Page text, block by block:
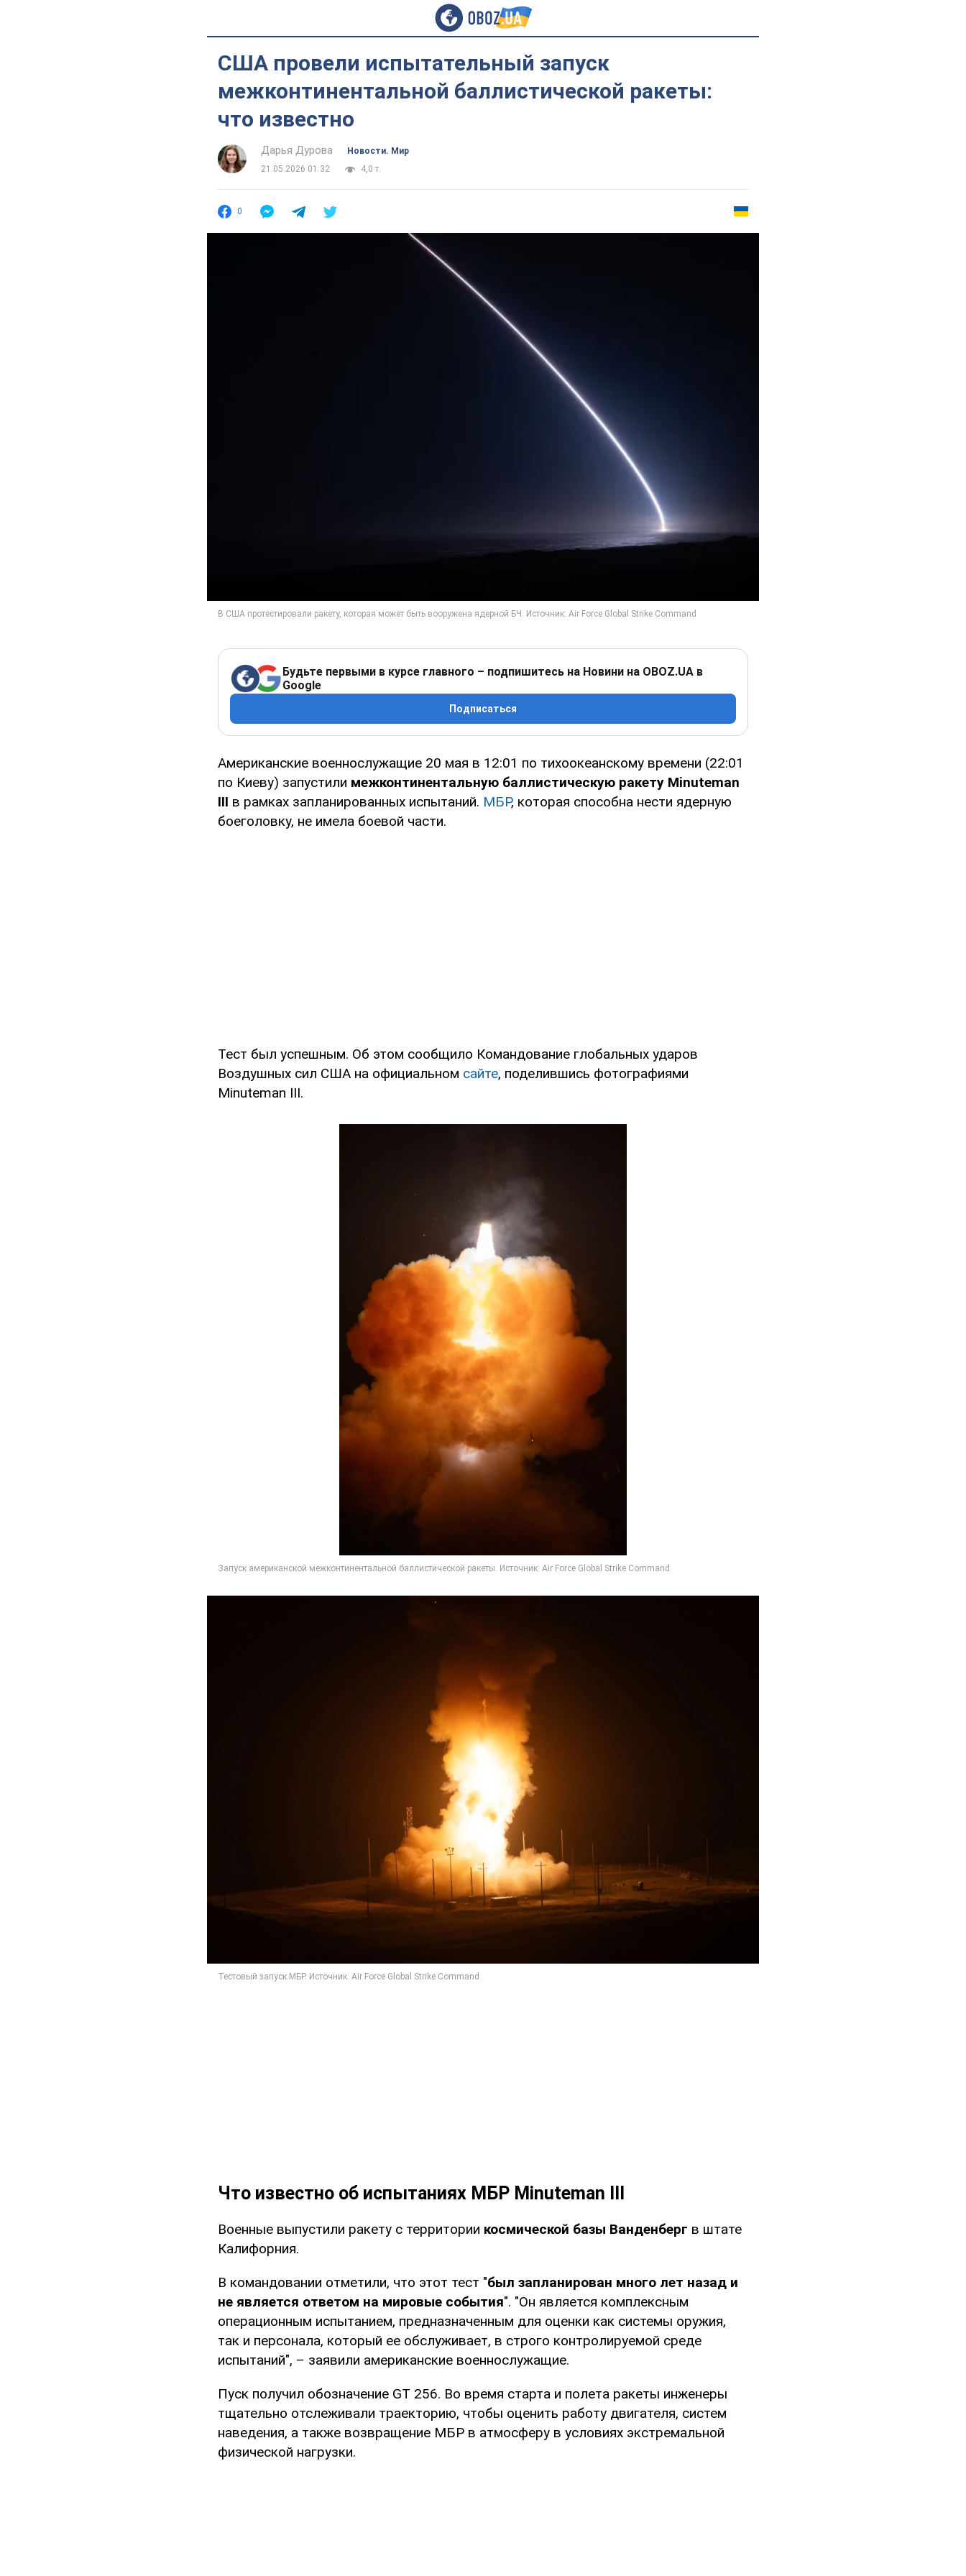
США провели испытательный запуск
межконтинентальной баллистической ракеты:
что известно
Дарья Дурова
Новости. Мир
21.05.2026 01:32
4,0 т.
0
Будьте первыми в курсе главного – подпишитесь на Новини на OBOZ.UA в
Google
Подписаться
Американские военнослужащие 20 мая в 12:01 по тихоокеанскому времени (22:01
по Киеву) запустили межконтинентальную баллистическую ракету Minuteman
III в рамках запланированных испытаний. МБР, которая способна нести ядерную
боеголовку, не имела боевой части.
Тест был успешным. Об этом сообщило Командование глобальных ударов
Воздушных сил США на официальном сайте, поделившись фотографиями
Minuteman III.
Что известно об испытаниях МБР Minuteman III
Военные выпустили ракету с территории космической базы Ванденберг в штате
Калифорния.
В командовании отметили, что этот тест "был запланирован много лет назад и
не является ответом на мировые события". "Он является комплексным
операционным испытанием, предназначенным для оценки как системы оружия,
так и персонала, который ее обслуживает, в строго контролируемой среде
испытаний", – заявили американские военнослужащие.
Пуск получил обозначение GT 256. Во время старта и полета ракеты инженеры
тщательно отслеживали траекторию, чтобы оценить работу двигателя, систем
наведения, а также возвращение МБР в атмосферу в условиях экстремальной
физической нагрузки.